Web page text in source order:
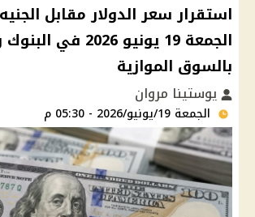
استقرار سعر الدولار مقابل
الجمعة 19 يونيو 2026
بالسوق الموازية
يوستينا مروان
الجمعة 19/يونيو/2026 - 05:30 م